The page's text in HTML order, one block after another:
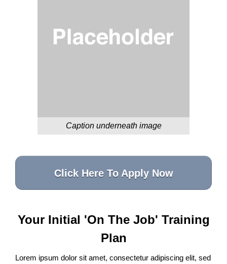
Caption underneath image
Click Here To Apply Now
Your Initial 'On The Job' Training
Plan
Lorem ipsum dolor sit amet, consectetur adipiscing elit, sed